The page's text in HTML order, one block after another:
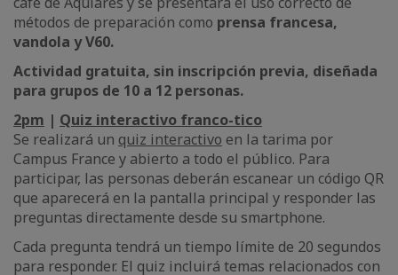
métodos de preparación como prensa francesa,
vandola y V60.
Actividad gratuita, sin inscripción previa, diseñada
para grupos de 10 a 12 personas.
2pm | Quiz interactivo franco-tico
Se realizará un quiz interactivo en la tarima por
Campus France y abierto a todo el público. Para
participar, las personas deberán escanear un código QR
que aparecerá en la pantalla principal y responder las
preguntas directamente desde su smartphone.
Cada pregunta tendrá un tiempo límite de 20 segundos
para responder. El quiz incluirá temas relacionados con